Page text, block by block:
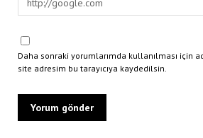
Daha sonraki yorumlarımda kullanılması için
site adresim bu tarayıcıya kaydedilsin.